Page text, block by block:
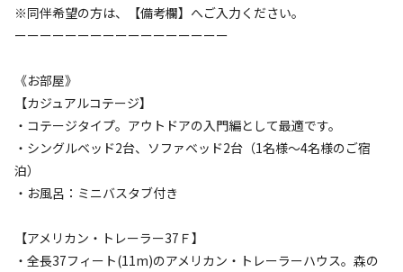
※同伴希望の方は、【備考欄】へご入力ください。
ーーーーーーーーーーーーーーーーー
《お部屋》
【カジュアルコテージ】
・コテージタイプ。アウトドアの入門編として最適です。
・シングルベッド2台、ソファベッド2台（1名様～4名様のご宿
泊）
・お風呂：ミニバスタブ付き
【アメリカン・トレーラー37Ｆ】
・全長37フィート(11m)のアメリカン・トレーラーハウス。森の
検索対象
検索
宿泊施設（ 34 件）